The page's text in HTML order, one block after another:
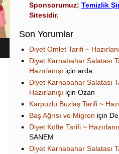
Sponsorumuz; Temizlik
Sitesidir.
Son Yorumlar
Diyet Omlet Tarifi ~
Diyet Karnabahar Salatası
Hazırlanışı için arda
Diyet Karnabahar Salatası
Hazırlanışı için Ozan
Karpuzlu Buzlaş Tarifi ~
Baş Ağrısı ve Migren için
Diyet Köfte Tarifi ~
SANEM
Diyet Karnabahar Salatası